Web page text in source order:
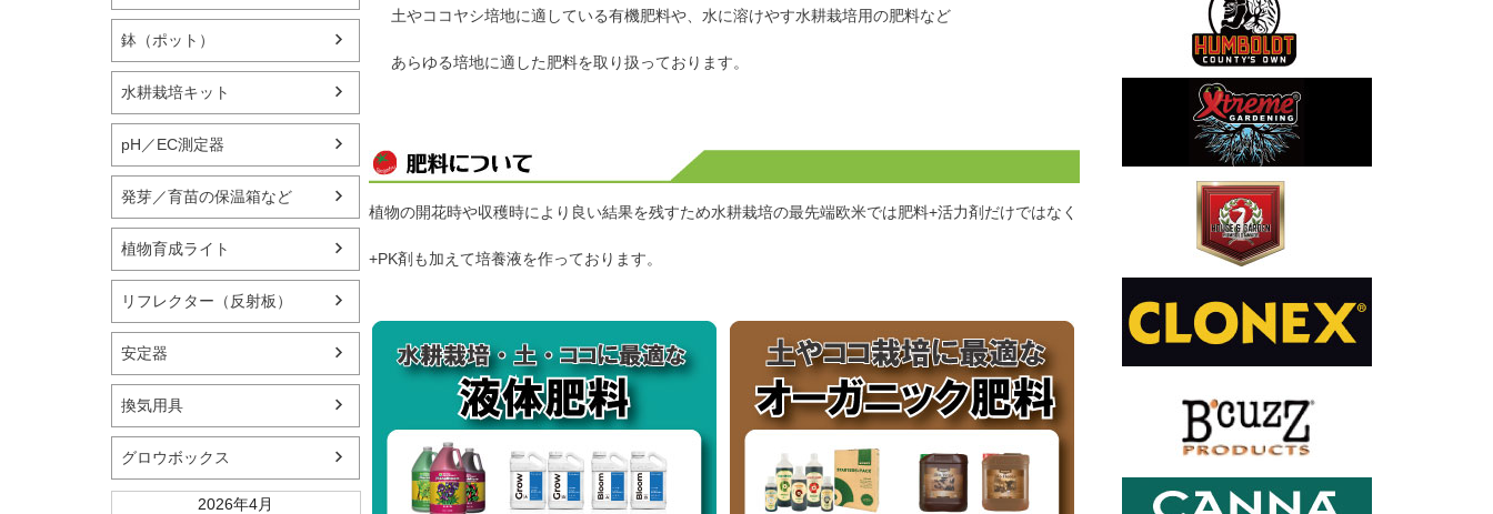
鉢（ポット）
水耕栽培キット
pH／EC測定器
発芽／育苗の保温箱など
植物育成ライト
リフレクター（反射板）
安定器
換気用具
グロウボックス
2026年4月
土やココヤシ培地に適している有機肥料や、水に溶けやす水耕栽培用の肥料など
あらゆる培地に適した肥料を取り扱っております。
植物の開花時や収穫時により良い結果を残すため水耕栽培の最先端欧米では肥料+活力剤だけではなく
+PK剤も加えて培養液を作っております。